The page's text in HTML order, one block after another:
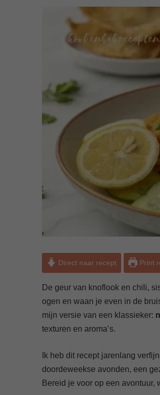
Direct naar recept Print
De geur van knoflook en chili,
ogen en waan je even in de
mijn versie van een klassieker:
texturen en aroma’s.
Ik heb dit recept jarenlang
doordeweekse avonden, een
Bereid je voor op een avontuur,